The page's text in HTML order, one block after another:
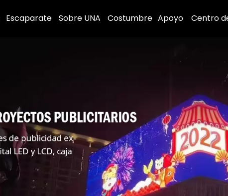
Escaparate Sobre UNA Costumbre Apoyo Centro